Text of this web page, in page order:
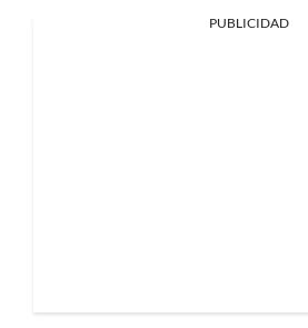
PUBLICIDAD